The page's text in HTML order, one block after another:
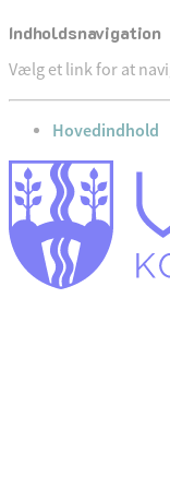
Indholdsnavigation
Vælg et link for at
gå til
Hovedindhold